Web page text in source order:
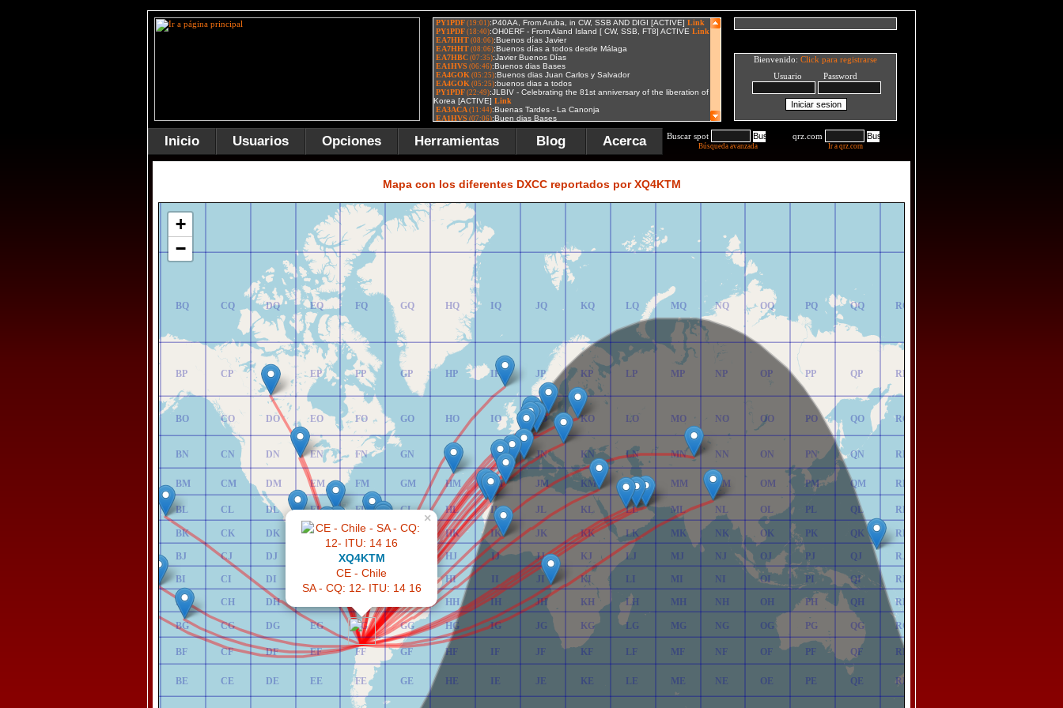
Bienvenido: Click para registrarse
Usuario Password
Inicio Usuarios Opciones Herramientas Blog Acerca Buscar spot
Búsqueda avanzada
qrz.com
Ir a qrz.com
Mapa con los diferentes DXCC reportados por XQ4KTM
BE
BF
BG
BH
BI
BJ
BK
BL
BM
BN
BO
BP
BQ
BR
CE
CF
CG
CH
CI
CJ
CK
CL
CM
CN
CO
CP
CQ
CR
DE
DF
DG
DH
DI
DJ
DK
DL
DM
DN
DO
DP
DQ
DR
EE
EF
EG
EK
EL
EM
EN
EO
EP
EQ
ER
FE
FF
FG
FI
FJ
FK
FL
FM
FN
FO
FP
FQ
FR
GE
GF
GG
GK
GL
GM
GN
GO
GP
GQ
GR
HE
HF
HG
HH
HI
HJ
HK
HL
HM
HN
HO
HP
HQ
HR
IE
IF
IG
IH
IJ
IK
IL
IM
IN
IO
IP
IQ
IR
JE
JF
JG
JH
JI
JJ
JK
JL
JM
JN
JO
JP
JQ
JR
KE
KF
KG
KH
KI
KJ
KK
KL
KM
KN
KO
KP
KQ
KR
LE
LF
LG
LH
LI
LJ
LK
LL
LM
LN
LO
LP
LQ
LR
ME
MF
MG
MH
MI
MJ
MK
ML
MM
MN
MO
MP
MQ
MR
NE
NF
NG
NH
NI
NJ
NK
NL
NM
NN
NO
NP
NQ
NR
OE
OF
OG
OH
OI
OJ
OK
OL
OM
ON
OO
OP
OQ
OR
PE
PF
PG
PH
PI
PJ
PK
PL
PM
PN
PO
PP
PQ
PR
QE
QF
QG
QH
QI
QJ
QK
QL
QM
QN
QO
QP
QQ
QR
RE
RF
RG
RH
RI
RJ
RK
RL
RM
RN
RO
RP
RQ
RR
XQ4KTM
CE - Chile
SA - CQ: 12- ITU: 14 16
×
+
−